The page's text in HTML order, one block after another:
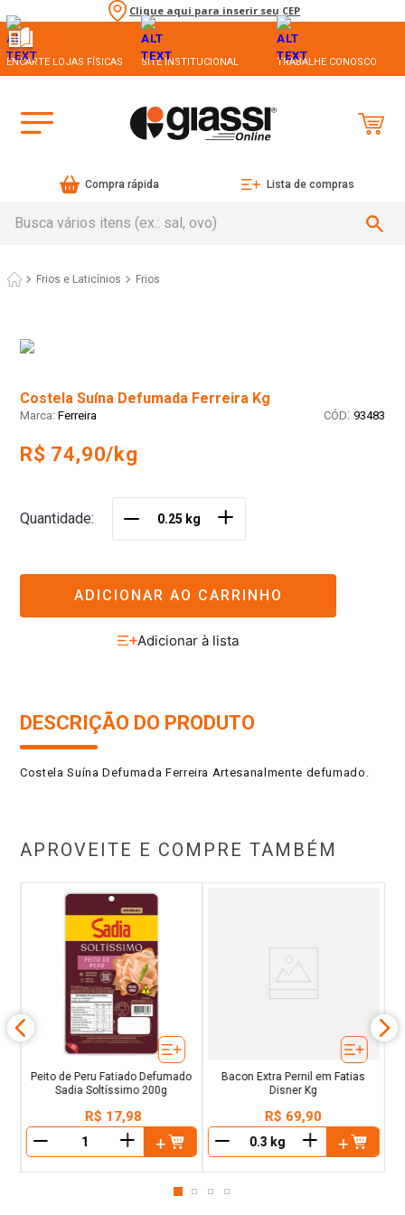
Clique aqui para inserir seu CEP
ENCARTE LOJAS FÍSICAS SITE INSTITUCIONAL TRABALHE CONOSCO
Compra rápida Lista de compras
Frios e Laticínios Frios
Costela Suína Defumada Ferreira Kg
Ferreira : 93483
R$ 74,90/kg
Quantidade ＋
ADICIONAR AO CARRINHO
DESCRIÇÃO DO PRODUTO
Costela Suína Defumada Ferreira Artesanalmente defumado.
APROVEITE E COMPRE TAMBÉM
Peito de Peru Fatiado Defumado
Sadia Soltíssimo 200g
R$ 17,98
＋
Bacon Extra Pernil em Fatias
Disner Kg
R$ 69,90
＋